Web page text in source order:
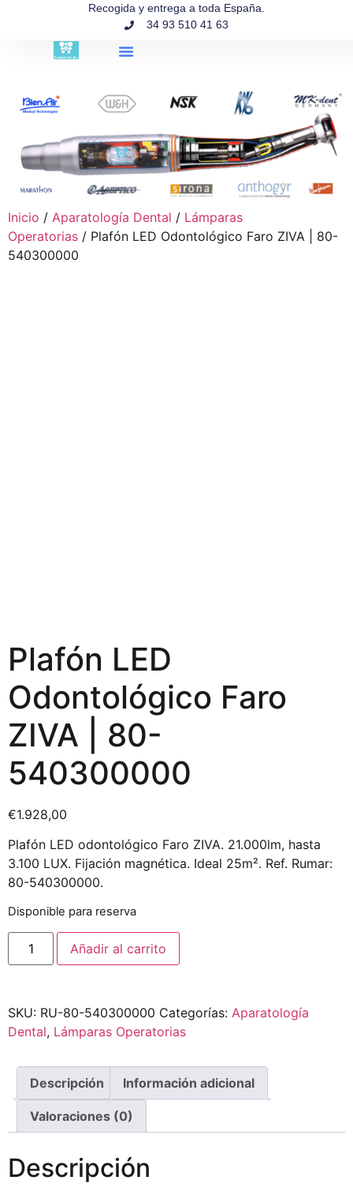
Recogida y entrega a toda España.
34 93 510 41 63
Inicio / Aparatología Dental / Lámparas
Operatorias / Plafón LED Odontológico Faro ZIVA | 80-
540300000
Plafón LED
Odontológico Faro
ZIVA | 80-
540300000
€1.928,00
Plafón LED odontológico Faro ZIVA. 21.000lm, hasta
3.100 LUX. Fijación magnética. Ideal 25m². Ref. Rumar:
80-540300000.
Disponible para reserva
Añadir al carrito
SKU: RU-80-540300000 Categorías: Aparatología
Dental, Lámparas Operatorias
Descripción Información adicional
Valoraciones (0)
Descripción